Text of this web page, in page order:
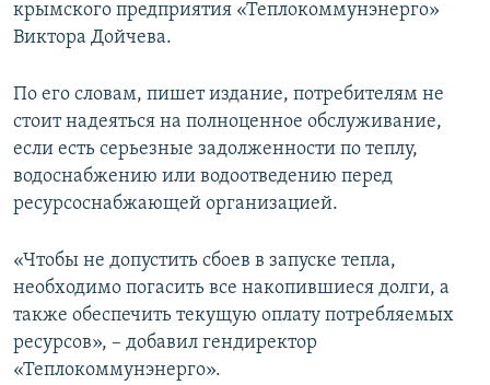
ПОБЕДИТЕЛЕЙ НЕ СУДЯТ?
УКРАИНСКАЯ ПРОБЛЕМА КРЫМА
ПРИСОЕДИНЯЙТЕСЬ!
Все сайты RFE/RL
крымского предприятия «Теплокоммунэнерго»
Виктора Дойчева.
По его словам, пишет издание, потребителям не
стоит надеяться на полноценное обслуживание,
если есть серьезные задолженности по теплу,
водоснабжению или водоотведению перед
ресурсоснабжающей организацией.
«Чтобы не допустить сбоев в запуске тепла,
необходимо погасить все накопившиеся долги, а
также обеспечить текущую оплату потребляемых
ресурсов», – добавил гендиректор
«Теплокоммунэнерго».